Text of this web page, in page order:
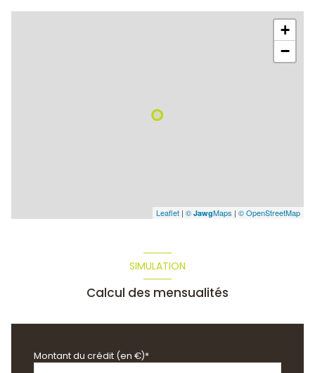
+
−
Leaflet | © JawgMaps | © OpenStreetMap
SIMULATION
Calcul des mensualités
Montant du crédit (en €)*